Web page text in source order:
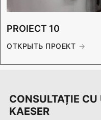
PROIECT 10
ОТКРЫТЬ ПРОЕКТ
CONSULTAȚIE
KAESER